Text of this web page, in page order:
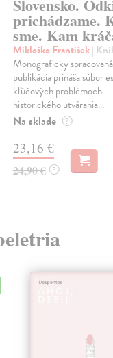
Slovensko.
prichádzame.
sme. Kam
Mikloško František|
Monograficky spracovaná
publikácia prináša súbor
kľúčových problémoch
historického utvárania...
Na sklade ?
23,16 €
24,90 € ?